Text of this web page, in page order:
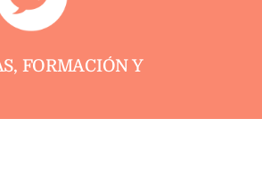
FORMACIÓN Y